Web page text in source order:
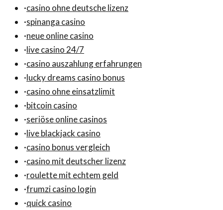
·casino ohne deutsche lizenz
·spinanga casino
·neue online casino
·live casino 24/7
·casino auszahlung erfahrungen
·lucky dreams casino bonus
·casino ohne einsatzlimit
·bitcoin casino
·seriöse online casinos
·live blackjack casino
·casino bonus vergleich
·casino mit deutscher lizenz
·roulette mit echtem geld
·frumzi casino login
·quick casino